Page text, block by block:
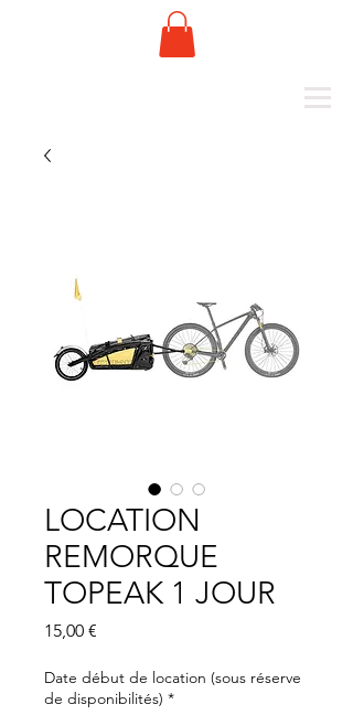
LOCATION
REMORQUE
TOPEAK 1 JOUR
15,00 €
Date début de location (sous réserve
de disponibilités) *